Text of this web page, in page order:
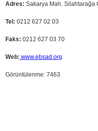
Adres: Sakarya Mah. Silahtarağa
Tel: 0212 627 02 03
Faks: 0212 627 03 70
Web: www.ebsad.org
Görüntülenme: 7463